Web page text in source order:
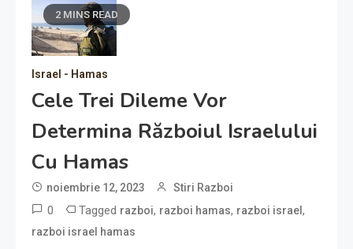
2 MINS READ
Israel - Hamas
Cele Trei Dileme Vor
Determina Războiul Israelului
Cu Hamas
noiembrie 12, 2023 Stiri Razboi
0 Tagged razboi, razboi hamas, razboi israel ,
razboi israel hamas